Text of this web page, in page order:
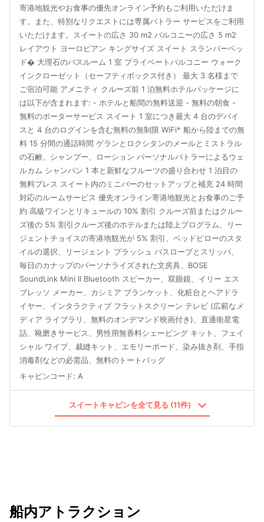
寄港地観光やお食事の優先オンライン予約もご利用いただけま
す。また、特別なリクエストには専属バトラー サービスをご利用
いただけます。スイートの広さ 30 m2 バルコニーの広さ 5 m2
レイアウト ヨーロピアン キングサイズ スイート スランバーベッ
ド� 大理石のバスルーム 1 室 プライベートバルコニー ウォーク
インクローゼット（セーフティボックス付き） 最大 3 名様まで
ご宿泊可能 アメニティ クルーズ前 1 泊無料ホテルパッケージに
は以下が含まれます: - ホテルと船間の無料送迎 - 無料の朝食 -
無料のポーターサービス スイート 1 室につき最大 4 台のデバイ
スと 4 台のログインを含む無料の無制限 WiFi* 船から陸までの無
料 15 分間の通話時間 ゲランとロクシタンのメールとミストラル
の石鹸、シャンプー、ローション パーソナルバトラーによるウェ
ルカム シャンパン 1 本と新鮮なフルーツの盛り合わせ 1 泊目の
無料プレス スイート内のミニバーのセットアップと補充 24 時間
対応のルームサービス 優先オンライン寄港地観光とお食事のご予
約 高級ワインとリキュールの 10% 割引 クルーズ前またはクルー
ズ後の 5% 割引クルーズ後のホテルまたは陸上プログラム、リー
ジェントチョイスの寄港地観光が 5% 割引、ベッドピローのスタ
イルの選択、リージェント プラッシュ バスローブとスリッパ、
毎日のカナップのパーソナライズされた文房具、BOSE
SoundLink Mini II Bluetooth スピーカー、双眼鏡、イリー エス
プレッソ メーカー、カシミア ブランケット、化粧台とヘアドラ
イヤー、インタラクティブ フラットスクリーン テレビ (広範なメ
ディア ライブラリ、無料のオンデマンド映画付き)、直通衛星電
話、靴磨きサービス、男性用無香料シェービング キット、フェイ
シャル ワイプ、裁縫キット、エモリーボード、染み抜き剤、手指
消毒剤などの必需品、無料のトートバッグ
キャビンコード: A
スイートキャビンを全て見る (11件)
船内アトラクション